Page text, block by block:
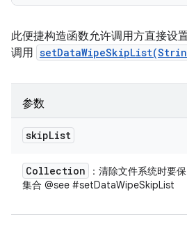
此便捷构造函数允许调用方直接设
调用
参数
skipList
Collection ：清除文件系统时要
集合 @see #setDataWipeSkipList